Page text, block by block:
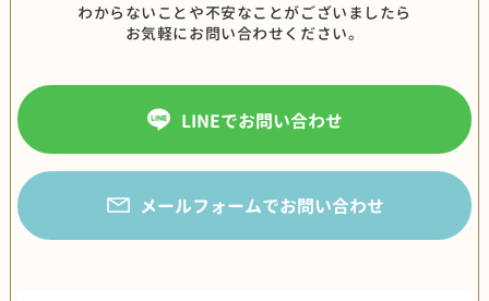
わからないことや不安なことがございましたら
お気軽にお問い合わせください。
LINEでお問い合わせ
メールフォームでお問い合わせ